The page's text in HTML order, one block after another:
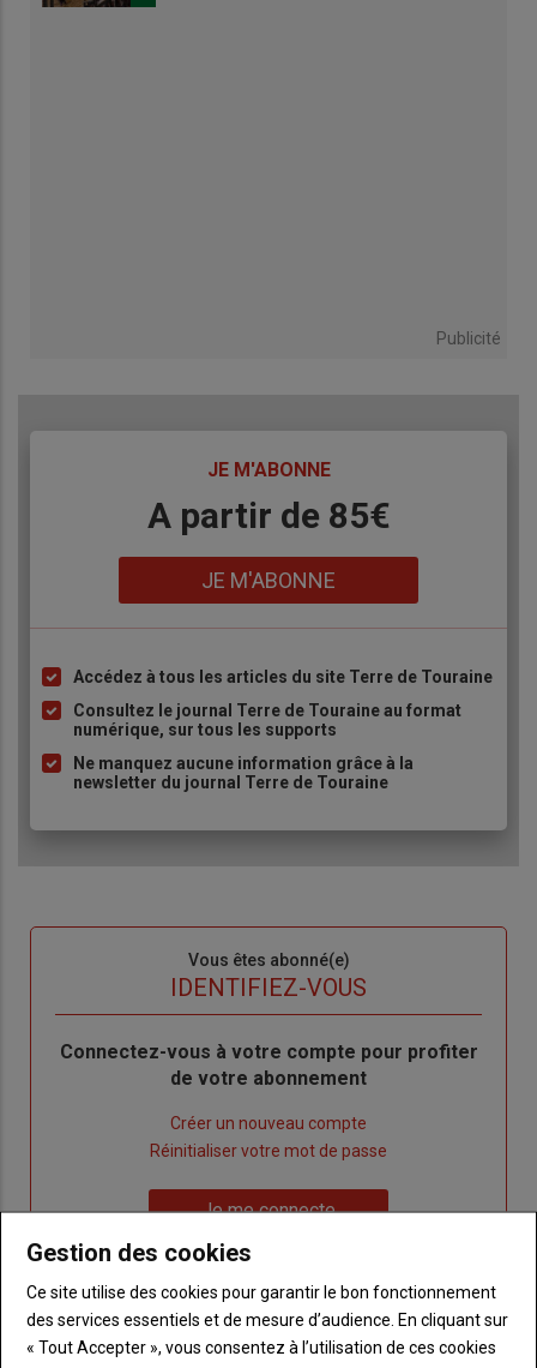
Publicité
JE M'ABONNE
A partir de 85€
JE M'ABONNE
Liste
à
puce
Accédez à tous les articles du site Terre de Touraine
Consultez le journal Terre de Touraine au format
numérique, sur tous les supports
Ne manquez aucune information grâce à la
newsletter du journal Terre de Touraine
Vous êtes abonné(e)
IDENTIFIEZ-VOUS
Body
Connectez-vous à votre compte pour profiter
de votre abonnement
Créer un nouveau compte
de
passe"
Réinitialiser votre mot de passe
me
connecte"
Je me connecte
Sous-
titre
Vous n'êtes pas abonné(e)
Gestion des cookies
Ce site utilise des cookies pour garantir le bon fonctionnement
des services essentiels et de mesure d’audience. En cliquant sur
« Tout Accepter », vous consentez à l’utilisation de ces cookies